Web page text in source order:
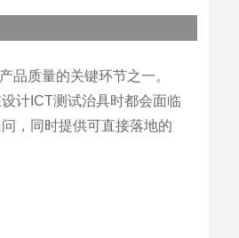
品质量的关键环节之一。
计ICT测试治具时都会面临
，同时提供可直接落地的